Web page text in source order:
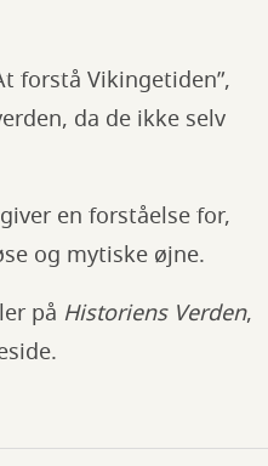
forstå Vikingetiden”,
da de ikke selv
en forståelse for,
og mytiske øjne.
på Historiens Verden,